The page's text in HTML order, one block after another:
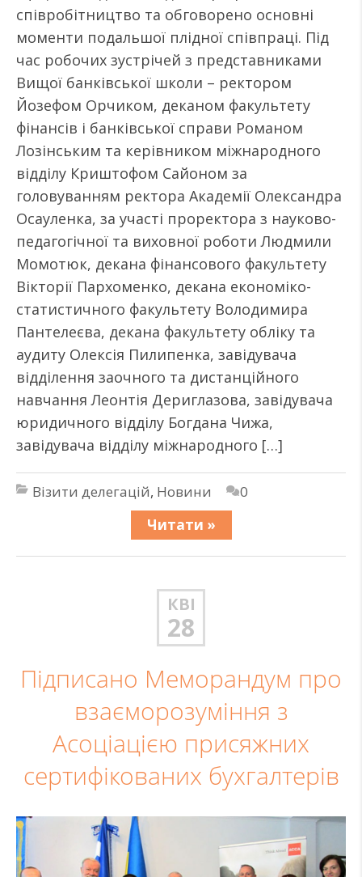
співробітництво та обговорено основні
моменти подальшої плідної співпраці. Під
час робочих зустрічей з представниками
Вищої банківської школи – ректором
Йозефом Орчиком, деканом факультету
фінансів і банківської справи Романом
Лозінським та керівником міжнародного
відділу Криштофом Сайоном за
головуванням ректора Академії Олександра
Осауленка, за участі проректора з науково-
педагогічної та виховної роботи Людмили
Момотюк, декана фінансового факультету
Вікторії Пархоменко, декана економіко-
статистичного факультету Володимира
Пантелеєва, декана факультету обліку та
аудиту Олексія Пилипенка, завідувача
відділення заочного та дистанційного
навчання Леонтія Дериглазова, завідувача
юридичного відділу Богдана Чижа,
завідувача відділу міжнародного […]
Візити делегацій, Новини
0
Читати »
КВІ
28
Підписано Меморандум про
взаєморозуміння з
Асоціацією присяжних
сертифікованих бухгалтерів